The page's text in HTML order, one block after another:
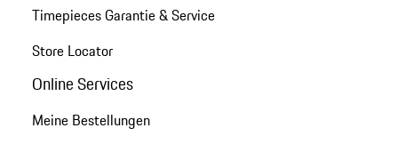
Timepieces Garantie & Service
Store Locator
Online Services
Meine Bestellungen